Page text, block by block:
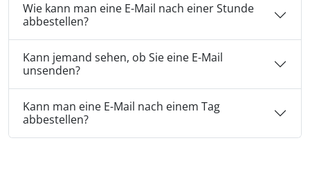
Wie kann man eine E-Mail nach einer Stunde
abbestellen?
Kann jemand sehen, ob Sie eine E-Mail
unsenden?
Kann man eine E-Mail nach einem Tag
abbestellen?